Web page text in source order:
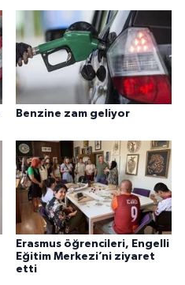
Benzine zam geliyor
Erasmus öğrencileri, Engelli
Eğitim Merkezi’ni ziyaret
etti